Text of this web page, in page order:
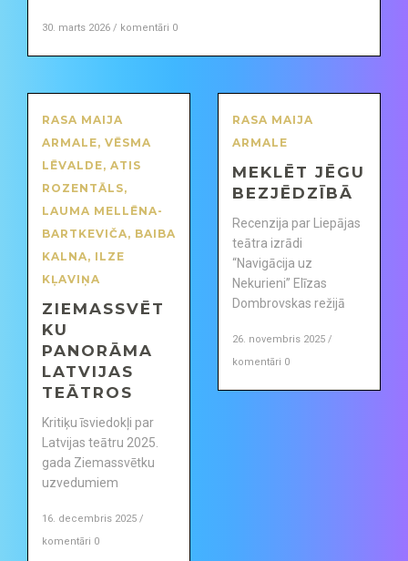
30. marts 2026 / komentāri 0
RASA MAIJA
ARMALE, VĒSMA
LĒVALDE, ATIS
ROZENTĀLS,
LAUMA MELLĒNA-
BARTKEVIČA, BAIBA
KALNA, ILZE
KĻAVIŅA
ZIEMASSVĒT
KU
PANORĀMA
LATVIJAS
TEĀTROS
Kritiķu īsviedokļi par
Latvijas teātru 2025.
gada Ziemassvētku
uzvedumiem
16. decembris 2025 /
komentāri 0
RASA MAIJA
ARMALE
MEKLĒT JĒGU
BEZJĒDZĪBĀ
Recenzija par Liepājas
teātra izrādi
“Navigācija uz
Nekurieni” Elīzas
Dombrovskas režijā
26. novembris 2025 /
komentāri 0